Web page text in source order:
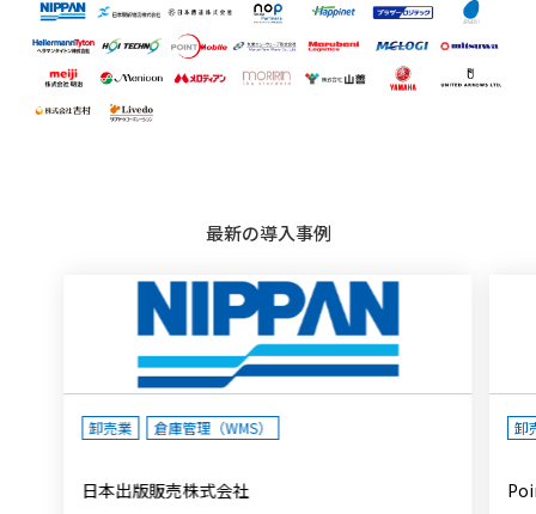
最新の導入事例
卸売業 倉庫管理（WMS）
日本出版販売株式会社
卸